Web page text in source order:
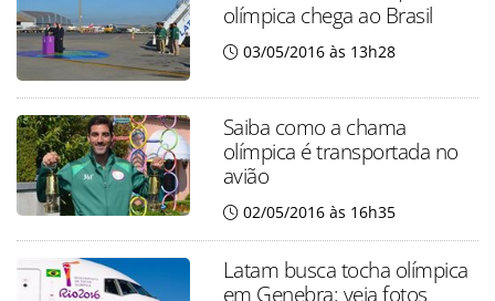
olímpica chega ao Brasil
03/05/2016 às 13h28
Saiba como a chama
olímpica é transportada no
avião
02/05/2016 às 16h35
Latam busca tocha olímpica
em Genebra; veja fotos